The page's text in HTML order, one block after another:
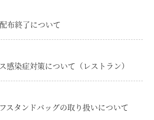
布終了について
感染症対策について（レストラン）
スタンドバッグの取り扱いについて